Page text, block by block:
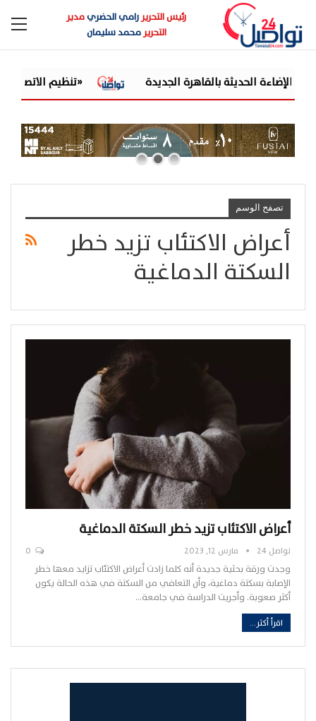
رئيس التحريررامي الحضريمدير
التحريرمحمد سليمان
«تنظيم الاتصالات»
تصفح الوسم
أعراض الاكتئاب تزيد خطر
السكتة الدماغية
أعراض الاكتئاب تزيد خطر السكتة الدماغية
تواصل 24 مارس 12, 2023
وجدت ورقة بحثية جديدة أنه كلما زادت أعراض الاكتئاب تزايد معها خطر
الإصابة بسكتة دماغية، وأن التعافي من السكتة في هذه الحالة يكون
أكثر صعوبة. وأجريت الدراسة في جامعة…
اقرأ أكثر...